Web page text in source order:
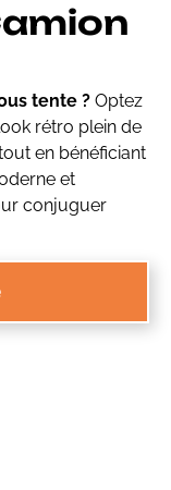
tente ? Optez
rétro plein de
en bénéficiant
et
conjuguer